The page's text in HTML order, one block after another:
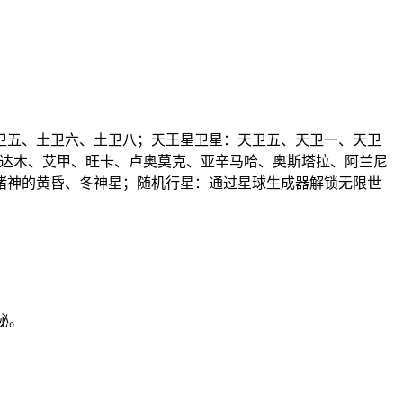
、土卫六、土卫八；天王星卫星：天卫五、天卫一、天卫
木、艾甲、旺卡、卢奥莫克、亚辛马哈、奥斯塔拉、阿兰尼
的黄昏、冬神星；随机行星：通过星球生成器解锁无限世